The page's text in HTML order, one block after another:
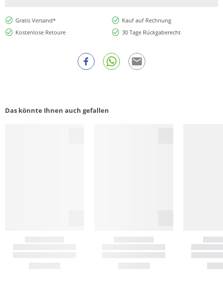
Gratis Versand*
Kauf auf Rechnung
Kostenlose Retoure
30 Tage Rückgaberecht
Das könnte Ihnen auch gefallen